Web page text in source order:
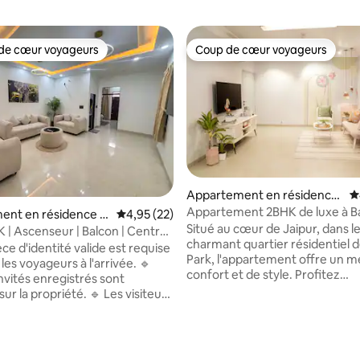
cœur voyageurs les plus appréciés
cœur voyageurs
en résidence ⋅
Évaluation moyenne sur la base de 22
4,95 (22)
| Ascenseur | Balcon | Centre
d'identité valide est requise
voyageurs à l'arrivée. 🔹
enregistrés sont
la propriété. 🔹 Les visiteurs
Coup de cœur voyageurs
Coup de cœur voyageurs
Appartement en résidence
⋅ Jaipur
Appartement 2BHK de luxe à
Jaipur
Situé au cœur de Jaipur, dans le
charmant quartier résidentiel
Park, l'appartement offre un
confort et de style. Profitez